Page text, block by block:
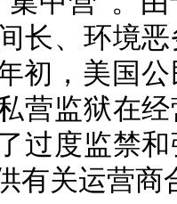
长、环境
初，美国
营监狱在
过度监禁
有关运营商